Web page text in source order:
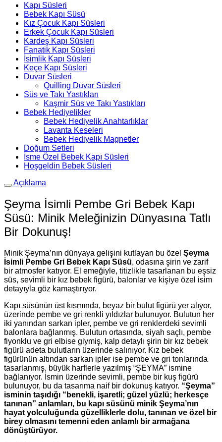
Kapı Süsleri
Bebek Kapı Süsü
Kız Çocuk Kapı Süsleri
Erkek Çocuk Kapı Süsleri
Kardeş Kapı Süsleri
Fanatik Kapı Süsleri
İsimlik Kapı Süsleri
Keçe Kapı Süsleri
Duvar Süsleri
Quilling Duvar Süsleri
Süs ve Takı Yastıkları
Kaşmir Süs ve Takı Yastıkları
Bebek Hediyelikler
Bebek Hediyelik Anahtarlıklar
Lavanta Keseleri
Bebek Hediyelik Magnetler
Doğum Setleri
İsme Özel Bebek Kapı Süsleri
Hoşgeldin Bebek Süsleri
Açıklama
Şeyma İsimli Pembe Gri Bebek Kapı
Süsü: Minik Meleğinizin Dünyasına Tatlı
Bir Dokunuş!
Minik Şeyma’nın dünyaya gelişini kutlayan bu özel Şeyma
İsimli Pembe Gri Bebek Kapı Süsü, odasına şirin ve zarif
bir atmosfer katıyor. El emeğiyle, titizlikle tasarlanan bu eşsiz
süs, sevimli bir kız bebek figürü, balonlar ve kişiye özel isim
detayıyla göz kamaştırıyor.
Kapı süsünün üst kısmında, beyaz bir bulut figürü yer alıyor,
üzerinde pembe ve gri renkli yıldızlar bulunuyor. Bulutun her
iki yanından sarkan ipler, pembe ve gri renklerdeki sevimli
balonlara bağlanmış. Bulutun ortasında, siyah saçlı, pembe
fiyonklu ve gri elbise giymiş, kalp detaylı şirin bir kız bebek
figürü adeta bulutların üzerinde salınıyor. Kız bebek
figürünün altından sarkan ipler ise pembe ve gri tonlarında
tasarlanmış, büyük harflerle yazılmış “ŞEYMA” ismine
bağlanıyor. İsmin üzerinde sevimli, pembe bir kuş figürü
bulunuyor, bu da tasarıma naif bir dokunuş katıyor. “Şeyma”
isminin taşıdığı “benekli, işaretli; güzel yüzlü; herkesçe
tanınan” anlamları, bu kapı süsünü minik Şeyma’nın
hayat yolculuğunda güzelliklerle dolu, tanınan ve özel bir
birey olmasını temenni eden anlamlı bir armağana
dönüştürüyor.